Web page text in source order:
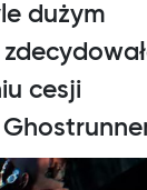
dużym
cesji